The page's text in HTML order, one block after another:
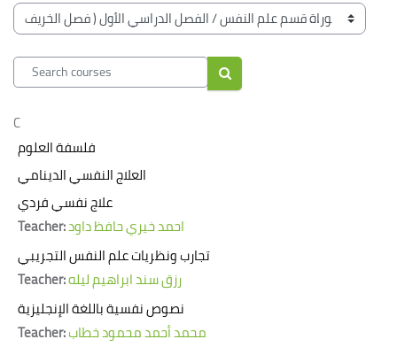
Blocks
Course categories
Search courses
Search courses
C
فلسفة العلوم
العلاج النفسي الدينامي
علاج نفسي فردي
Teacher:احمد خيري حافظ داود
تجارب ونظريات علم النفس التجريبي
Teacher:رزق سند ابراهيم ليله
نصوص نفسية باللغة الإنجليزية
Teacher:محمد أحمد محمود خطاب